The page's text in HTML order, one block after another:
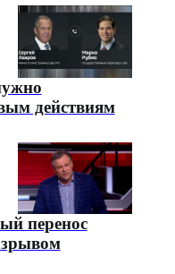
действиям
перенос